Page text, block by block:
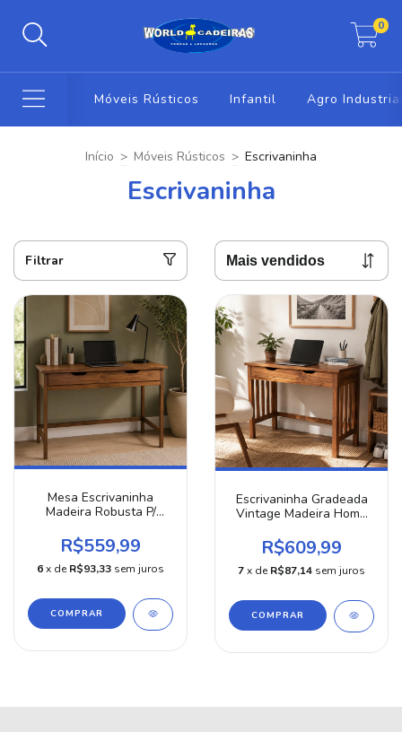
0
Móveis Rústicos Infantil Agro
Início > Móveis Rústicos > Escrivaninha
Escrivaninha
Filtrar
Mesa Escrivaninha
Madeira Robusta P/
R$559,99
6x de R$93,33 sem juros
COMPRAR
Escrivaninha Gradeada
Vintage Madeira Home
R$609,99
7x de R$87,14 sem juros
COMPRAR